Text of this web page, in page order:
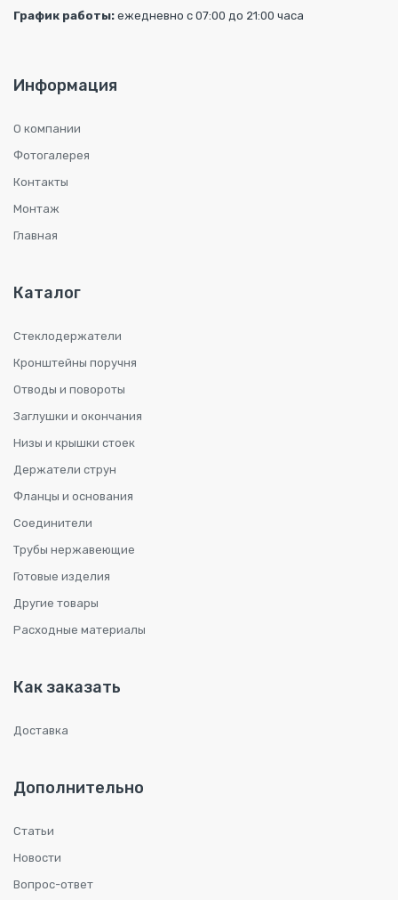
График работы: ежедневно с 07:00 до 21:00 часа
Информация
О компании
Фотогалерея
Контакты
Монтаж
Главная
Каталог
Стеклодержатели
Кронштейны поручня
Отводы и повороты
Заглушки и окончания
Низы и крышки стоек
Держатели струн
Фланцы и основания
Соединители
Трубы нержавеющие
Готовые изделия
Другие товары
Расходные материалы
Как заказать
Доставка
Дополнительно
Статьи
Новости
Вопрос-ответ